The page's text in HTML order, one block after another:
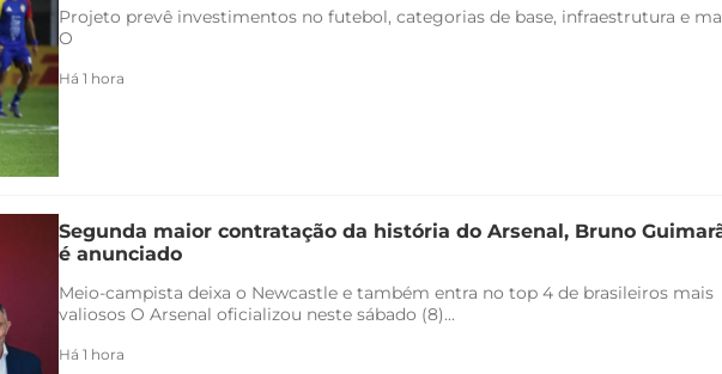
Projeto prevê investimentos no futebol, categorias de base, infraestrutura e
O
Há 1 hora
Segunda maior contratação da história do Arsenal, Bruno
é anunciado
Meio-campista deixa o Newcastle e também entra no top 4 de brasileiros mais
valiosos O Arsenal oficializou neste sábado (8)...
Há 1 hora